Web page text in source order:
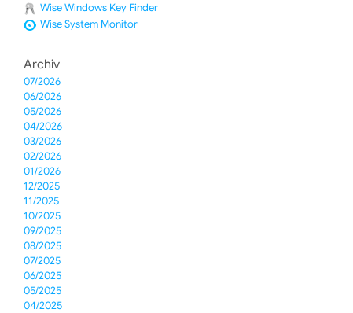
Wise Windows Key Finder
Wise System Monitor
Archiv
07/2026
06/2026
05/2026
04/2026
03/2026
02/2026
01/2026
12/2025
11/2025
10/2025
09/2025
08/2025
07/2025
06/2025
05/2025
04/2025